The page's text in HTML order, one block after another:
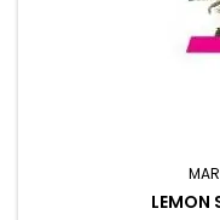
LEMON